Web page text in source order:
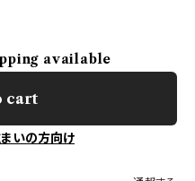
available
cart
いの方向け